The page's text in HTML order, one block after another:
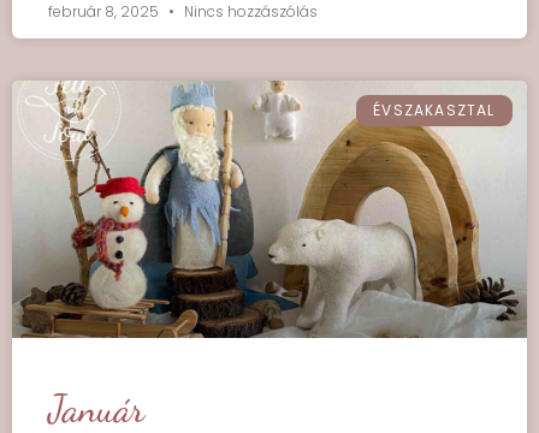
február 8, 2025 Nincs hozzászólás
ÉVSZAKASZTAL
Január